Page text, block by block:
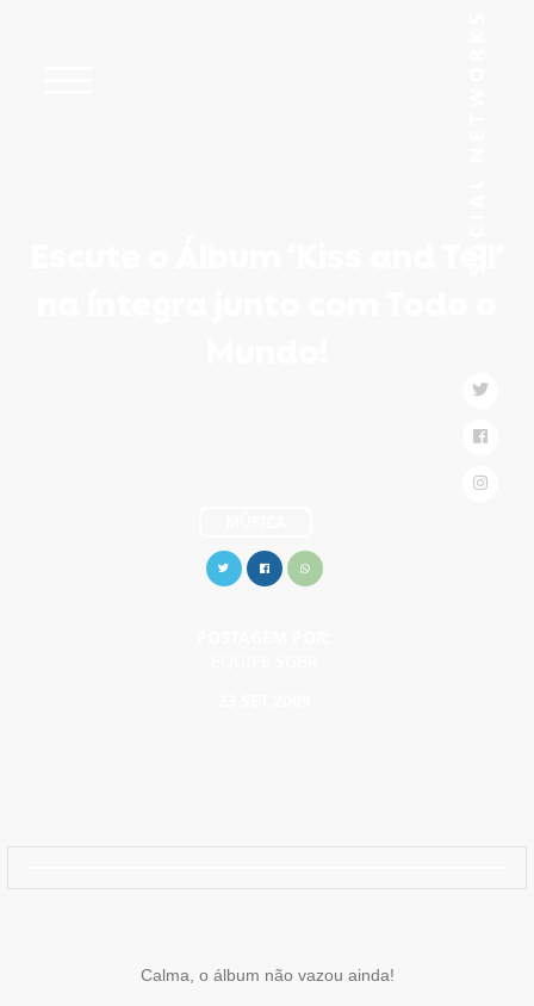
Calma, o álbum não vazou ainda!